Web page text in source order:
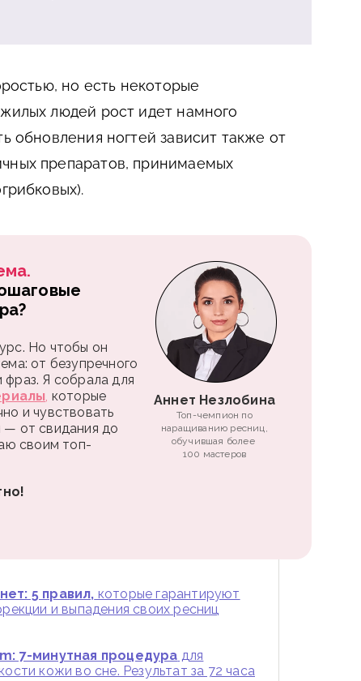
но есть некоторые
людей рост идет намного
обновления ногтей зависит также от
препаратов, принимаемых
Но чтобы он
от безупречного
Я собрала для
, которые
и чувствовать
— от свидания до
своим топ-
Аннет Незлобина
Топ-чемпион по
наращиванию ресниц,
обучившая более
100 мастеров
5 правил, которые гарантируют
и выпадения своих ресниц
7-минутная процедура для
кожи во сне. Результат за 72 часа